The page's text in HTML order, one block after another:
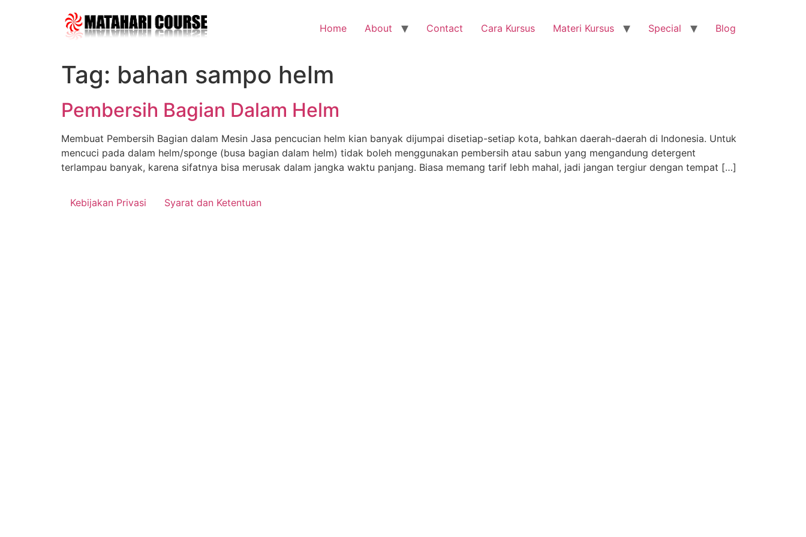
Home About Contact Cara Kursus Materi Kursus Special Blog
Tag: bahan sampo helm
Pembersih Bagian Dalam Helm
Membuat Pembersih Bagian dalam Mesin Jasa pencucian helm kian banyak dijumpai disetiap-setiap kota, bahkan daerah-daerah di Indonesia. Untuk
mencuci pada dalam helm/sponge (busa bagian dalam helm) tidak boleh menggunakan pembersih atau sabun yang mengandung detergent
terlampau banyak, karena sifatnya bisa merusak dalam jangka waktu panjang. Biasa memang tarif lebh mahal, jadi jangan tergiur dengan tempat […]
Kebijakan Privasi Syarat dan Ketentuan